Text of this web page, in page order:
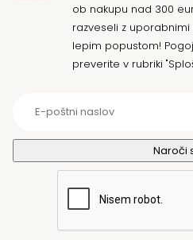
ob nakupu nad 300
razveseli z
lepim popustom!
preverite v rubriki